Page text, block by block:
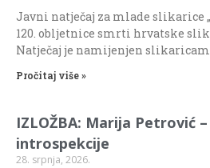
Javni natječaj za mlade slikarice
120. obljetnice smrti hrvatske
Natječaj je namijenjen
Pročitaj više »
IZLOŽBA: Marija Petrović
introspekcije
28. srpnja, 2026.